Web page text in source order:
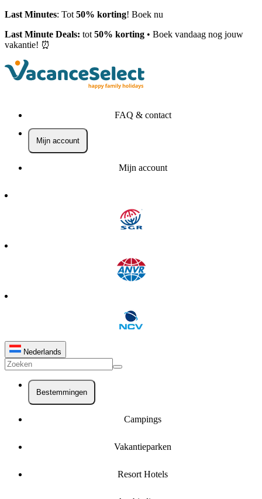
Last Minutes: Tot 50% korting! Boek nu
Last Minute Deals: tot 50% korting • Boek vandaag nog jouw
vakantie! ⏰
FAQ & contact
Mijn account
Mijn account
Nederlands
Bestemmingen
Campings
Vakantieparken
Resort Hotels